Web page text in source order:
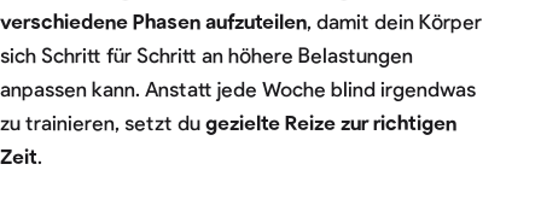
verschiedene Phasen aufzuteilen, damit dein Körper
sich Schritt für Schritt an höhere Belastungen
anpassen kann. Anstatt jede Woche blind irgendwas
zu trainieren, setzt du gezielte Reize zur richtigen
Zeit.